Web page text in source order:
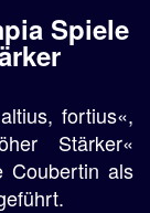
Spiele
fortius«,
Stärker«
Coubertin als